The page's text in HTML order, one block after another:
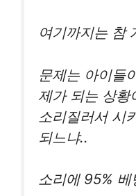
여기까지는 참
문제는 아이들
제가 되는 상황
소리질러서 시
되느냐..
소리에 95% 베